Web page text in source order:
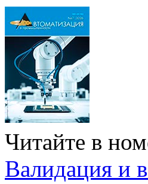
Читайте в
Валидация и